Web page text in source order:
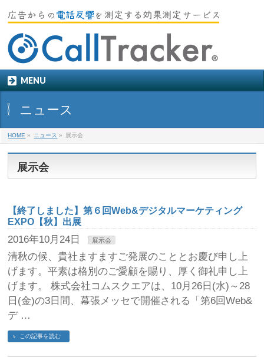
MENU
ニュース
HOME » ニュース » 展示会
展示会
【終了しました】第６回Web&デジタルマーケティング
EXPO【秋】出展
2016年10月24日 展示会
清秋の候、貴社ますますご発展のこととお慶び申し上
げます。平素は格別のご愛顧を賜り、厚く御礼申し上
げます。 株式会社コムスクエアは、10月26日(水)～28
日(金)の3日間、幕張メッセで開催される「第6回Web&
デ …
この記事を読む